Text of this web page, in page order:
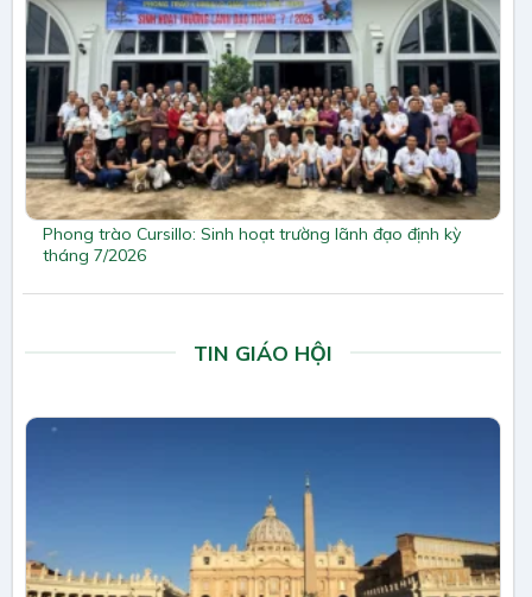
Phong trào Cursillo: Sinh hoạt trường lãnh đạo định kỳ
tháng 7/2026
TIN GIÁO HỘI